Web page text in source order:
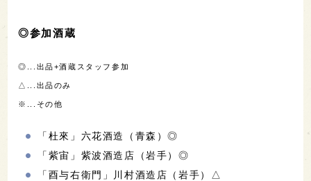
◎参加酒蔵
◎...出品+酒蔵スタッフ参加
△...出品のみ
※...その他
「杜來」六花酒造（青森）◎
「紫宙」紫波酒造店（岩手）◎
「酉与右衛門」川村酒造店（岩手）△